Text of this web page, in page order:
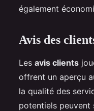
également
Avis des
Les avis clients
offrent un aperçu
la qualité des
potentiels peuvent